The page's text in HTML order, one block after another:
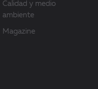
Calidad y medio
ambiente
Magazine